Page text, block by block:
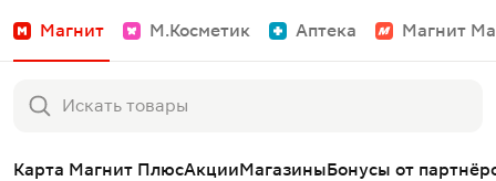
Магнит М.Косметик Аптека Магнит
Карта Магнит ПлюсАкцииМагазиныБонусы от